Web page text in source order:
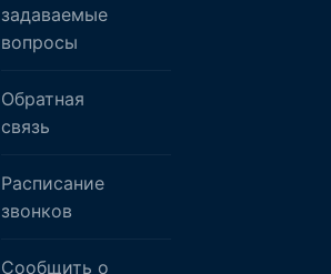
задаваемые
вопросы
Обратная
связь
Расписание
звонков
Сообщить о